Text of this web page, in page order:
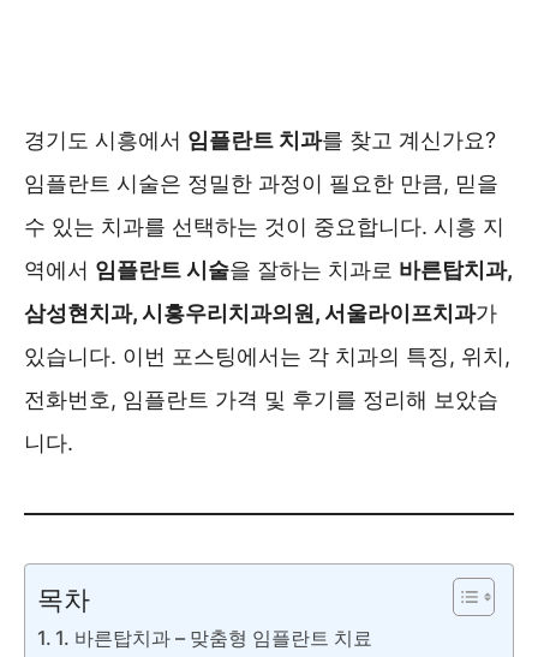
경기도 시흥에서 임플란트 치과를 찾고 계신가요?
임플란트 시술은 정밀한 과정이 필요한 만큼, 믿을
수 있는 치과를 선택하는 것이 중요합니다. 시흥 지
역에서 임플란트 시술을 잘하는 치과로 바른탑치과,
삼성현치과, 시흥우리치과의원, 서울라이프치과가
있습니다. 이번 포스팅에서는 각 치과의 특징, 위치,
전화번호, 임플란트 가격 및 후기를 정리해 보았습
니다.
목차
1. 바른탑치과 – 맞춤형 임플란트 치료